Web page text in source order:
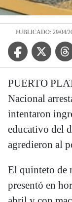
PUBLICADO: 29/04/
Facebook IconTwitter Icon
PUERTO
Nacional
intentaron
educativo del
agredieron al
El quinteto de
presentó en